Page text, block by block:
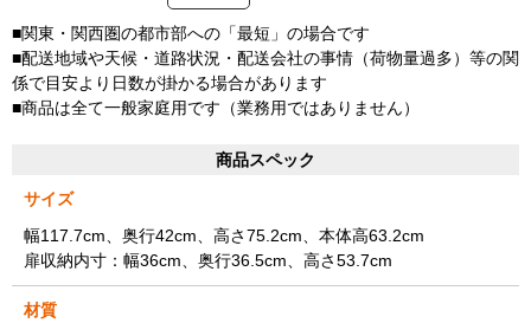
■関東・関西圏の都市部への「最短」の場合です
■配送地域や天候・道路状況・配送会社の事情（荷物量過多）等の関
係で目安より日数が掛かる場合があります
■商品は全て一般家庭用です（業務用ではありません）
商品スペック
サイズ
幅117.7cm、奥行42cm、高さ75.2cm、本体高63.2cm
扉収納内寸：幅36cm、奥行36.5cm、高さ53.7cm
材質